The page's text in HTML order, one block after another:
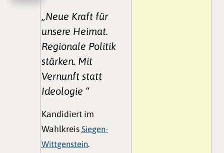
„Neue Kraft für
unsere Heimat.
Regionale Politik
stärken. Mit
Vernunft statt
Ideologie “
Kandidiert im
Wahlkreis Siegen-
Wittgenstein.